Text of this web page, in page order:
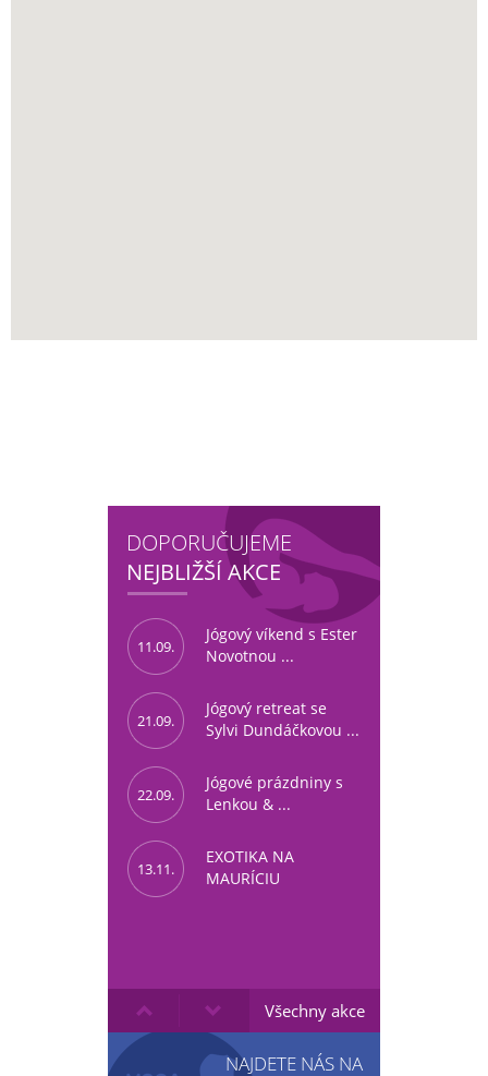
DOPORUČUJEME
NEJBLIŽŠÍ AKCE
11.09.
Jógový víkend s Ester
Novotnou ...
21.09.
Jógový retreat se
Sylvi Dundáčkovou ...
22.09.
Jógové prázdniny s
Lenkou & ...
13.11.
EXOTIKA NA
MAURÍCIU
Všechny akce
NAJDETE NÁS NA